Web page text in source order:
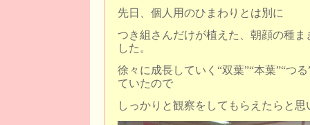
先日、個人用のひまわりとは別に
つき組さんだけが植えた、朝顔の種
した。
徐々に成長していく“双葉”“本葉”“つ
ていたので
しっかりと観察をしてもらえたらと思